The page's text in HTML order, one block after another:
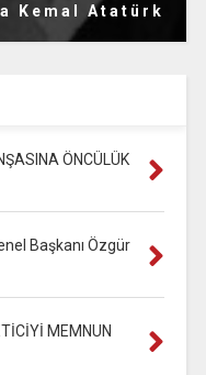
Kemal Atatürk
ÖNCÜLÜK
Başkanı Özgür
MEMNUN